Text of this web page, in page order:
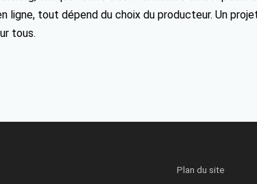
ligne, tout dépend du choix du producteur. Un
tous.
Plan du site